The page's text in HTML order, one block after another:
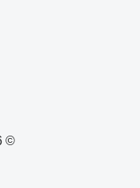
© 2026 Linemedia